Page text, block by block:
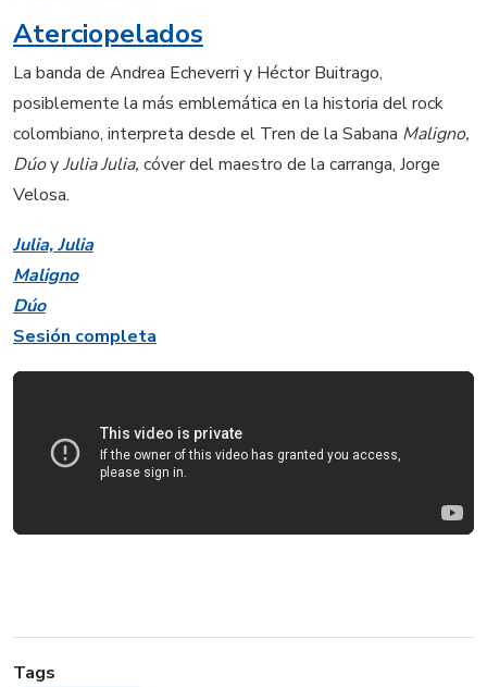
Aterciopelados
La banda de Andrea Echeverri y Héctor Buitrago,
posiblemente la más emblemática en la historia del rock
colombiano, interpreta desde el Tren de la Sabana Maligno,
DúoyJulia Julia, cóver del maestro de la carranga, Jorge
Velosa.
Julia, Julia
Maligno
Dúo
Sesión completa
Tags